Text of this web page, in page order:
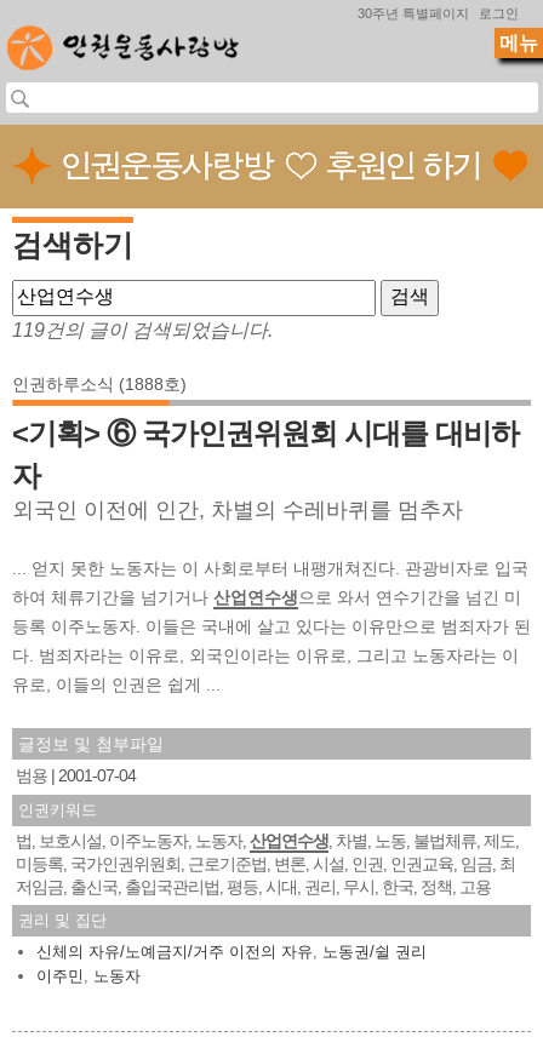
30주년 특별페이지 로그인
검색하기
119건의 글이 검색되었습니다.
인권하루소식 (1888호)
<기획> ⑥ 국가인권위원회 시대를 대비하
자
외국인 이전에 인간, 차별의 수레바퀴를 멈추자
... 얻지 못한 노동자는 이 사회로부터 내팽개쳐진다. 관광비자로 입국
하여 체류기간을 넘기거나 산업연수생으로 와서 연수기간을 넘긴 미
등록 이주노동자. 이들은 국내에 살고 있다는 이유만으로 범죄자가 된
다. 범죄자라는 이유로, 외국인이라는 이유로, 그리고 노동자라는 이
유로, 이들의 인권은 쉽게 ...
글정보 및 첨부파일
범용
2001-07-04
인권키워드
법 보호시설 이주노동자, 노동자, 산업연수생 차별 노동 불법체류 제도
미등록 국가인권위원회 근로기준법 변론 시설 인권 인권교육 임금 최
저임금 출신국 출입국관리법 평등 시대 권리 무시 한국 정책 고용
권리 및 집단
신체의 자유/노예금지/거주 이전의 자유
노동권/쉴 권리
이주민
노동자
메뉴